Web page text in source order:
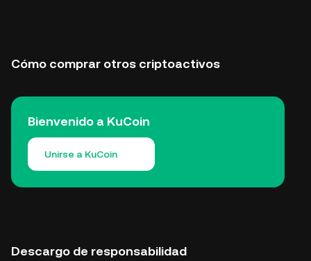
Cómo comprar otros criptoactivos
Bienvenido a KuCoin
Unirse a KuCoin
Descargo de responsabilidad